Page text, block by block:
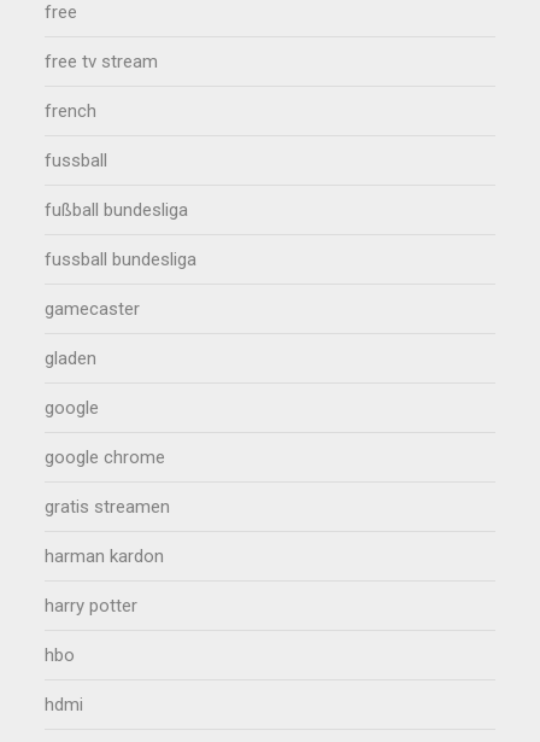
free
free tv stream
french
fussball
fußball bundesliga
fussball bundesliga
gamecaster
gladen
google
google chrome
gratis streamen
harman kardon
harry potter
hbo
hdmi